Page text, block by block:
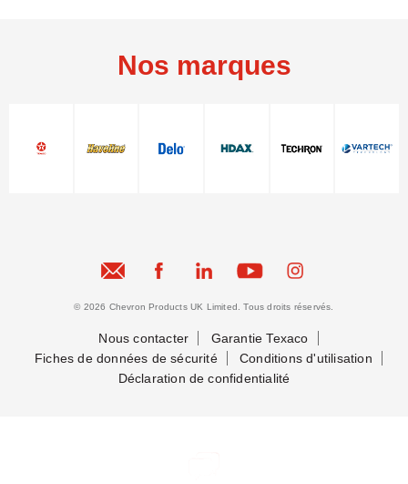
Nos marques
© 2026 Chevron Products UK Limited. Tous droits réservés.
Nous contacter
Garantie Texaco
Fiches de données de sécurité
Conditions d'utilisation
Déclaration de confidentialité